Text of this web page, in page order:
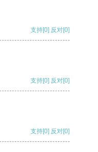
支持[0] 反对[0]
支持[0] 反对[0]
支持[0] 反对[0]